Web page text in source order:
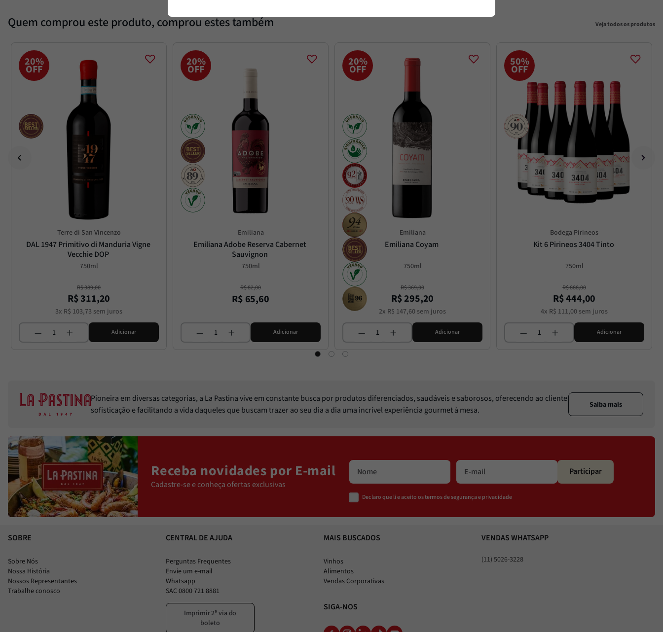
Quem comprou este produto, comprou estes também Veja todos os produtos
20%
OFF
Terre di San Vincenzo
DAL 1947 Primitivo di Manduria Vigne
Vecchie DOP
750ml
R$389,00
R$311,20
3x R$ 103,73 sem juros
Adicionar
20%
OFF
Emiliana
Emiliana Adobe Reserva Cabernet
Sauvignon
750ml
R$82,00
R$ 65,60
Adicionar
20%
OFF
Emiliana
Emiliana Coyam
750ml
R$369,00
R$295,20
2x R$ 147,60 sem juros
Adicionar
50%
OFF
Bodega Pirineos
Kit 6 Pirineos 3404 Tinto
750ml
R$888,00
R$444,00
4x R$ 111,00 sem juros
Adicionar
Pioneira em diversas categorias, a La Pastina vive em constante busca por produtos diferenciados, saudáveis e saborosos, oferecendo ao cliente
sofisticação e facilitando a vida daqueles que buscam trazer ao seu dia a dia uma incrível experiência gourmet à mesa.
Saiba mais
Receba novidades por E-mail
Cadastre-se e conheça ofertas exclusivas
Declaro que li e aceito os termos de segurança e privacidade
Participar
SOBRE
Sobre Nós
Nossa História
Nossos Representantes
Trabalhe conosco
CENTRAL DE AJUDA
Perguntas Frequentes
Envie um e-mail
Whatsapp
SAC 0800 721 8881
Imprimir 2ª via do
boleto
MAIS BUSCADOS
Vinhos
Alimentos
Vendas Corporativas
SIGA-NOS
VENDAS WHATSAPP
(11) 5026-3228